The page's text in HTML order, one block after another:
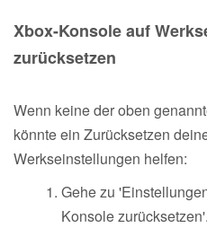
Xbox-Konsole auf
zurücksetzen
Wenn keine der oben
könnte ein Zurücksetzen
Werkseinstellungen helfen:
Gehe zu
Konsole zurücksetzen'.